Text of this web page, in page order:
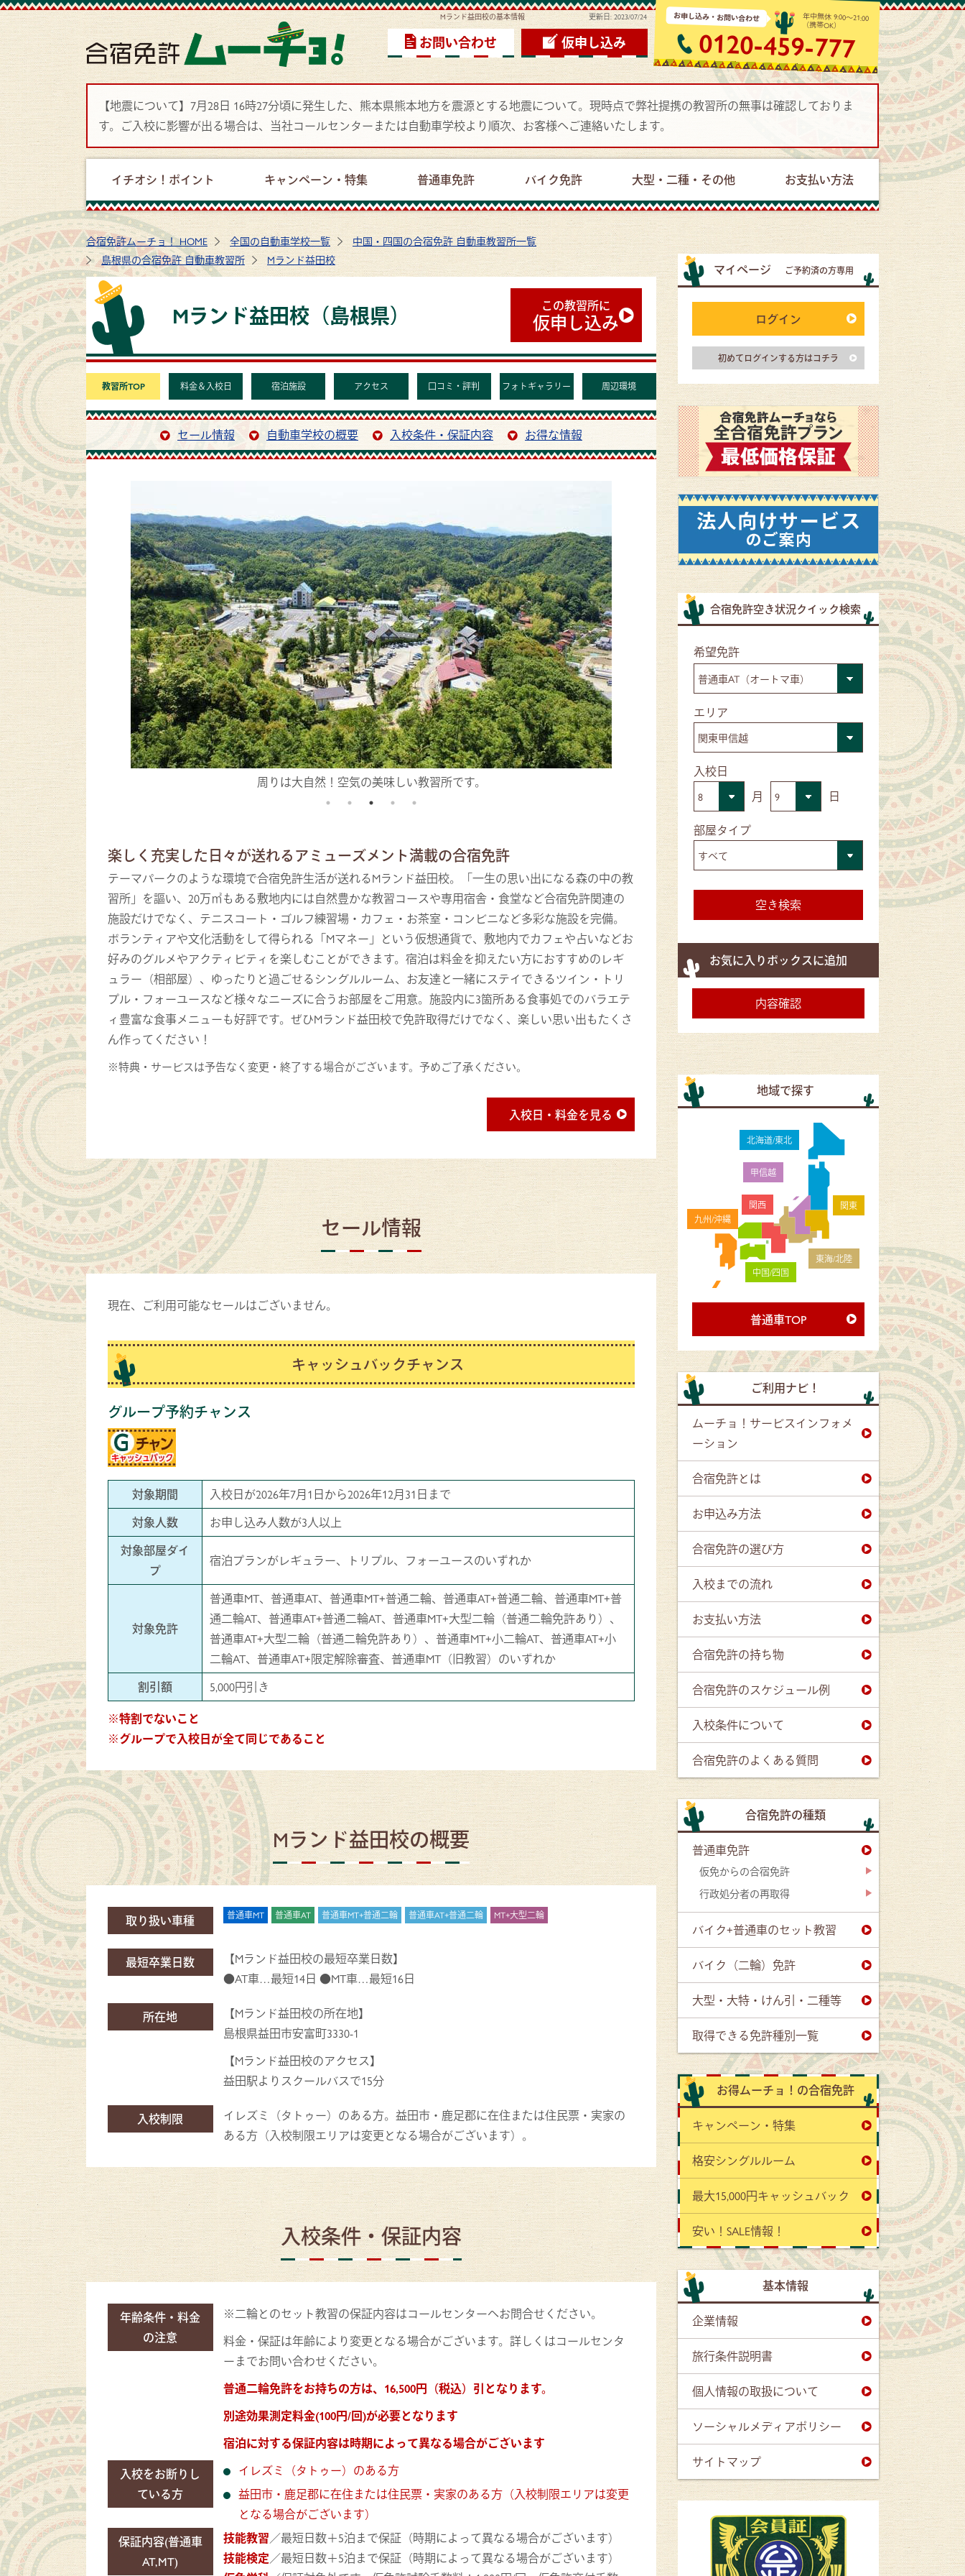
Mランド益田校の基本情報 更新日: 2023/07/24
お問い合わせ 仮申し込み
お申し込み・お問い合わせ 年中無休 9:00～21:00
（携帯OK）
0120-459-777
【地震について】7月28日 16時27分頃に発生した、熊本県熊本地方を震源とする地震について。現時点で弊社提携の教習所の無事は確認しておりま
す。ご入校に影響が出る場合は、当社コールセンターまたは自動車学校より順次、お客様へご連絡いたします。
イチオシ！ポイント キャンペーン・特集 普通車免許 バイク免許 大型・二種・その他 お支払い方法
合宿免許ムーチョ！ HOME 全国の自動車学校一覧
中国・四国の合宿免許 自動車教習所一覧
島根県の合宿免許 自動車教習所
Mランド益田校
Mランド益田校（島根県） この教習所に
仮申し込み
教習所TOP 料金＆入校日 宿泊施設 アクセス 口コミ・評判 フォトギャラリー 周辺環境
セール情報 自動車学校の概要 入校条件・保証内容 お得な情報
！ 周りは大自然！空気の美味しい教習所です。 仲間ともすぐ打ち解けられるアットホームなM
楽しく充実した日々が送れるアミューズメント満載の合宿免許
テーマパークのような環境で合宿免許生活が送れるMランド益田校。「一生の思い出になる森の中の教
習所」を謳い、20万㎡もある敷地内には自然豊かな教習コースや専用宿舎・食堂など合宿免許関連の
施設だけでなく、テニスコート・ゴルフ練習場・カフェ・お茶室・コンビニなど多彩な施設を完備。
ボランティアや文化活動をして得られる「Mマネー」という仮想通貨で、敷地内でカフェや占いなどお
好みのグルメやアクティビティを楽しむことができます。宿泊は料金を抑えたい方におすすめのレギ
ュラー（相部屋）、ゆったりと過ごせるシングルルーム、お友達と一緒にステイできるツイン・トリ
プル・フォーユースなど様々なニーズに合うお部屋をご用意。施設内に3箇所ある食事処でのバラエテ
ィ豊富な食事メニューも好評です。ぜひMランド益田校で免許取得だけでなく、楽しい思い出もたくさ
ん作ってください！
※特典・サービスは予告なく変更・終了する場合がございます。予めご了承ください。
入校日・料金を見る
セール情報
現在、ご利用可能なセールはございません。
キャッシュバックチャンス
グループ予約チャンス
対象期間
入校日が2026年7月1日から2026年12月31日まで
対象人数
お申し込み人数が3人以上
対象部屋ダイ
プ
宿泊プランがレギュラー、トリプル、フォーユースのいずれか
対象免許
普通車MT、普通車AT、普通車MT+普通二輪、普通車AT+普通二輪、普通車MT+普
通二輪AT、普通車AT+普通二輪AT、普通車MT+大型二輪（普通二輪免許あり）、
普通車AT+大型二輪（普通二輪免許あり）、普通車MT+小二輪AT、普通車AT+小
二輪AT、普通車AT+限定解除審査、普通車MT（旧教習）のいずれか
割引額
5,000円引き
※特割でないこと
※グループで入校日が全て同じであること
Mランド益田校の概要
取り扱い車種 普通車MT 普通車AT 普通車MT+普通二輪 普通車AT+普通二輪 MT+大型二輪
最短卒業日数
【Mランド益田校の最短卒業日数】
●AT車…最短14日 ●MT車…最短16日
所在地
【Mランド益田校の所在地】
島根県益田市安富町3330-1
【Mランド益田校のアクセス】
益田駅よりスクールバスで15分
入校制限
イレズミ（タトゥー）のある方。益田市・鹿足郡に在住または住民票・実家の
ある方（入校制限エリアは変更となる場合がございます）。
入校条件・保証内容
年齢条件・料金
の注意
※二輪とのセット教習の保証内容はコールセンターへお問合せください。
料金・保証は年齢により変更となる場合がございます。詳しくはコールセンタ
ーまでお問い合わせください。
普通二輪免許をお持ちの方は、16,500円（税込）引となります。
別途効果測定料金(100円/回)が必要となります
宿泊に対する保証内容は時期によって異なる場合がございます
入校をお断りし
ている方
イレズミ（タトゥー）のある方
益田市・鹿足郡に在住または住民票・実家のある方（入校制限エリアは変更
となる場合がございます）
保証内容(普通車
AT,MT)
技能教習／最短日数＋5泊まで保証（時期によって異なる場合がございます）
技能検定／最短日数＋5泊まで保証（時期によって異なる場合がございます）
マイページ ご予約済の方専用
ログイン
初めてログインする方はコチラ
合宿免許空き状況クイック検索
■希望免許
■エリア
■入校日
月
日
■部屋タイプ
お気に入りボックスに追加
地域で探す
北海道/東北
甲信越
関東
東海/北陸
関西
中国/四国
九州/沖縄
普通車TOP
ご利用ナビ！
ムーチョ！サービスインフォメ
ーション
合宿免許とは
お申込み方法
合宿免許の選び方
入校までの流れ
お支払い方法
合宿免許の持ち物
合宿免許のスケジュール例
入校条件について
合宿免許のよくある質問
合宿免許の種類
普通車免許
仮免からの合宿免許
行政処分者の再取得
バイク+普通車のセット教習
バイク（二輪）免許
大型・大特・けん引・二種等
取得できる免許種別一覧
お得ムーチョ！の合宿免許
キャンペーン・特集
格安シングルルーム
最大15,000円キャッシュバック
安い！SALE情報！
基本情報
企業情報
旅行条件説明書
個人情報の取扱について
ソーシャルメディアポリシー
サイトマップ